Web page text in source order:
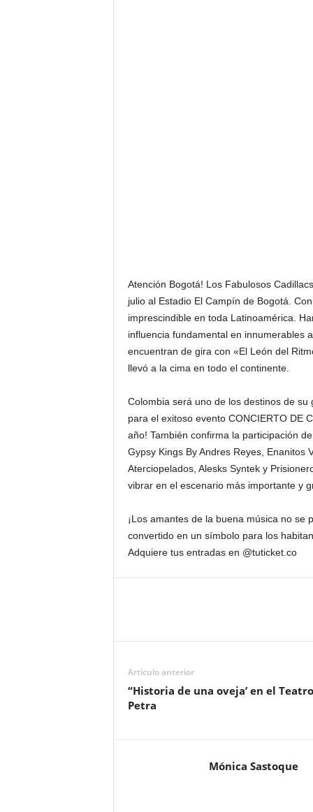
Atención Bogotá! Los Fabulosos
julio al Estadio El Campín de Bogotá.
imprescindible en toda Latinoamérica.
influencia fundamental en innumerables
encuentran de gira con «El León del
llevó a la cima en todo el continente.
Colombia será uno de los destinos de
para el exitoso evento CONCIERTO DE
año! También confirma la participación
Gypsy Kings By Andres Reyes, Enanitos
Aterciopelados, Alesks Syntek y
vibrar en el escenario más importante y
¡Los amantes de la buena música no se
convertido en un símbolo para los
Adquiere tus entradas en @tuticket.co
Artículo anterior
“Historia de una oveja’ en el Teatro
Petra
Mónica Sastoque